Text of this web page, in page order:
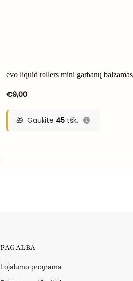
evo liquid rollers mini garbanų balzamas
€9,00
Gaukite 45tšk.
PAGALBA
Lojalumo programa